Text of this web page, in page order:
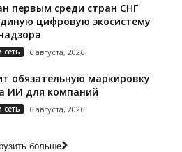
первым среди стран СНГ
цифровую экосистему
сеть 6 августа, 2026
обязательную маркировку
ИИ для компаний
сеть 6 августа, 2026
больше